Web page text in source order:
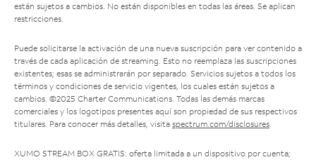
están sujetos a cambios. No están disponibles en todas las áreas. Se aplican
restricciones.
Puede solicitarse la activación de una nueva suscripción para ver contenido a
través de cada aplicación de streaming. Esto no reemplaza las suscripciones
existentes; esas se administrarán por separado. Servicios sujetos a todos los
términos y condiciones de servicio vigentes, los cuales están sujetos a
cambios. ©2025 Charter Communications. Todas las demás marcas
comerciales y los logotipos presentes aquí son propiedad de sus respectivos
titulares. Para conocer más detalles, visita spectrum.com/disclosures.
XUMO STREAM BOX GRATIS: oferta limitada a un dispositivo por cuenta;